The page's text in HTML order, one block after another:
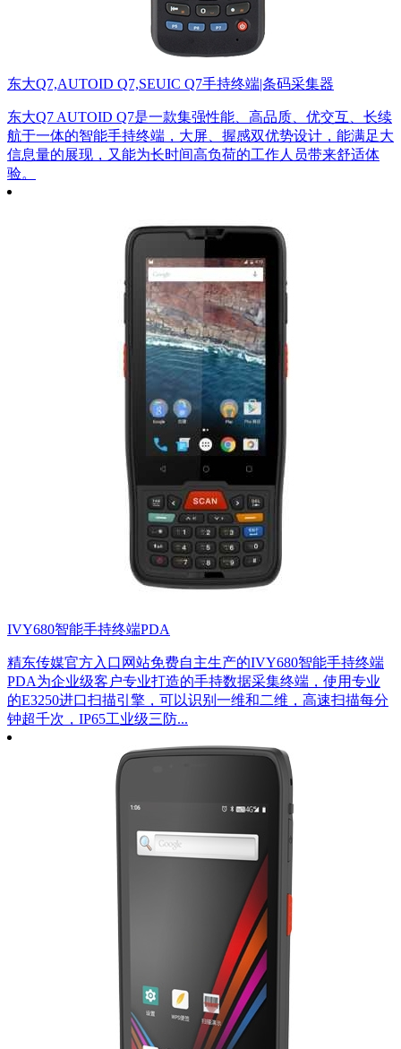
东大Q7,AUTOID Q7,SEUIC Q7手持终端|条码采集器
东大Q7 AUTOID Q7是一款集强性能、高品质、优交互、长续
航于一体的智能手持终端，大屏、握感双优势设计，能满足大
信息量的展现，又能为长时间高负荷的工作人员带来舒适体
验。
IVY680智能手持终端PDA
精东传媒官方入口网站免费自主生产的IVY680智能手持终端
PDA为企业级客户专业打造的手持数据采集终端，使用专业
的E3250进口扫描引擎，可以识别一维和二维，高速扫描每分
钟超千次，IP65工业级三防...